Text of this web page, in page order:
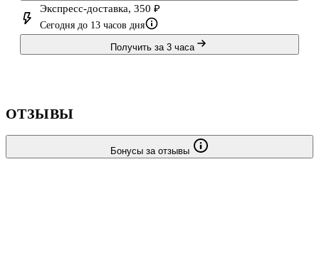
Экспресс-доставка, 350 ₽
Сегодня до 13 часов дня
Получить за 3 часа
ОТЗЫВЫ
Бонусы за отзывы